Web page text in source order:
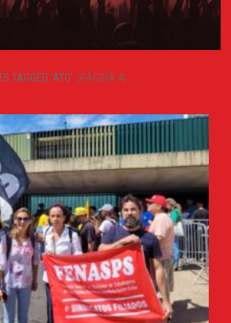
TAGGED 'ATO' (PÁGINA 4)